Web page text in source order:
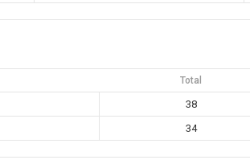
Total
38
34